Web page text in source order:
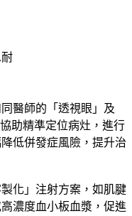
醫師的「透視眼」及
助精準定位病灶，進行
低併發症風險，提升治
化」注射方案，如肌腱
濃度血小板血漿，促進